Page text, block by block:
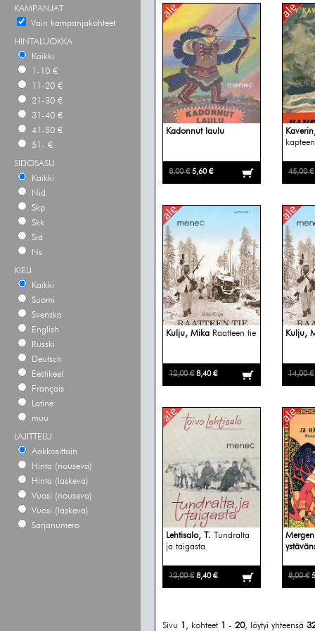
KAMPANJAT
Vain kampanjakohteet
HINTALUOKKA
Kaikki
1-10 €
11-20 €
21-30 €
31-40 €
41-50 €
51- €
SIDOSASU
Kaikki
Nid
Skp
Skk
Sid
Ns
KIELI
Kaikki
Suomi
Svenska
English
Russki
Deutsch
Eestikeel
Français
Latine
muu
LAJITTELU
Aakkosittain
Hinta (nouseva)
Hinta (laskeva)
Vuosi (nouseva)
Vuosi (laskeva)
Sarjanumero
Kadonnut laulu
8,00 €5,60 € 45,00 €
Kulju, Mika Raatteen tie
12,00 €8,40 €
Kulju,
14,00 €
Lehtisalo, T. Tundralta
ja taigasta
12,00 €8,40 € 8,00 €
Sivu 1 , kohteet 1 - 20, löytyi yhteensä